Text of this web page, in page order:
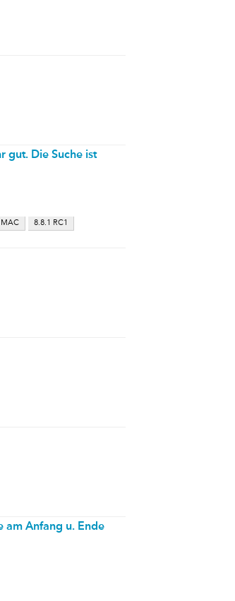
gut. Die Suche ist
MAC 8.8.1 RC1
am Anfang u. Ende